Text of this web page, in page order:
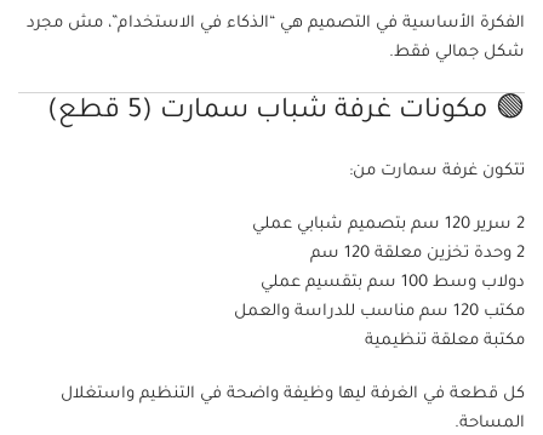
الفكرة الأساسية في التصميم هي “الذكاء في الاستخدام”، مش مجرد
شكل جمالي فقط.
🟢 مكونات غرفة شباب سمارت (5 قطع)
تتكون غرفة سمارت من:
2 سرير 120 سم بتصميم شبابي عملي
2 وحدة تخزين معلقة 120 سم
دولاب وسط 100 سم بتقسيم عملي
مكتب 120 سم مناسب للدراسة والعمل
مكتبة معلقة تنظيمية
كل قطعة في الغرفة ليها وظيفة واضحة في التنظيم واستغلال
المساحة.